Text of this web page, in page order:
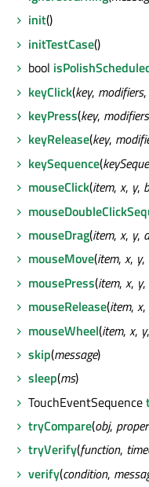
init()
initTestCase()
bool
keyClick(key, modifiers,
keyPress(key, modifiers
keyRelease(key,
keySequence(
mouseClick(item, x, y,
mouseDrag(item, x, y,
mouseMove(item, x, y,
mousePress(item, x, y,
mouseRelease(item, x,
mouseWheel(item, x, y,
skip(message)
sleep(ms)
TouchEventSequence
tryCompare(obj,
tryVerify(function,
verify(condition,